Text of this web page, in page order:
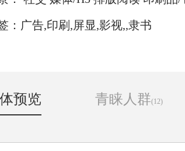
：广告,印刷,屏显,影视,,隶书
预览 青睐人群(12)